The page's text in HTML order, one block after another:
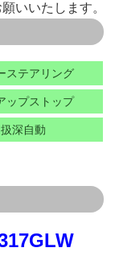
いいたします。
ステアリング
ップストップ
扱深自動